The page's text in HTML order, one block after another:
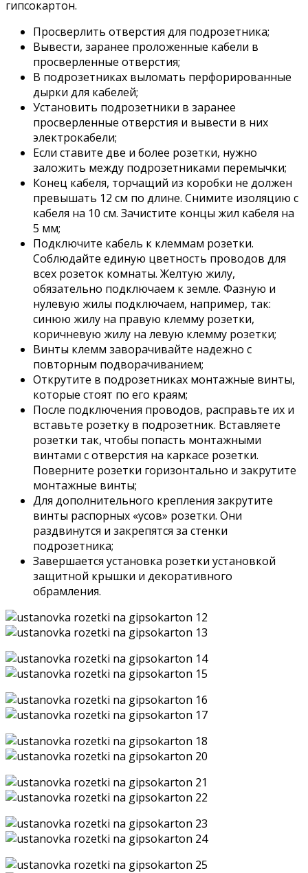
гипсокартон.
Просверлить отверстия для подрозетника;
Вывести, заранее проложенные кабели в
просверленные отверстия;
В подрозетниках выломать перфорированные
дырки для кабелей;
Установить подрозетники в заранее
просверленные отверстия и вывести в них
электрокабели;
Если ставите две и более розетки, нужно
заложить между подрозетниками перемычки;
Конец кабеля, торчащий из коробки не должен
превышать 12 см по длине. Снимите изоляцию с
кабеля на 10 см. Зачистите концы жил кабеля на
5 мм;
Подключите кабель к клеммам розетки.
Соблюдайте единую цветность проводов для
всех розеток комнаты. Желтую жилу,
обязательно подключаем к земле. Фазную и
нулевую жилы подключаем, например, так:
синюю жилу на правую клемму розетки,
коричневую жилу на левую клемму розетки;
Винты клемм заворачивайте надежно с
повторным подворачиванием;
Открутите в подрозетниках монтажные винты,
которые стоят по его краям;
После подключения проводов, расправьте их и
вставьте розетку в подрозетник. Вставляете
розетки так, чтобы попасть монтажными
винтами с отверстия на каркасе розетки.
Поверните розетки горизонтально и закрутите
монтажные винты;
Для дополнительного крепления закрутите
винты распорных «усов» розетки. Они
раздвинутся и закрепятся за стенки
подрозетника;
Завершается установка розетки установкой
защитной крышки и декоративного
обрамления.